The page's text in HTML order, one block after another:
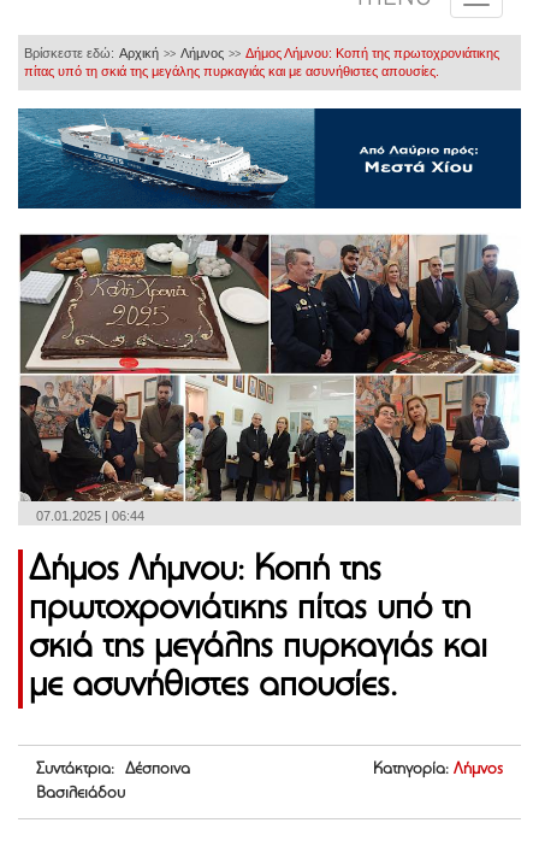
Βρίσκεστε εδώ: Αρχική >> Λήμνος >> Δήμος Λήμνου: Κοπή της πρωτοχρονιάτικης
πίτας υπό τη σκιά της μεγάλης πυρκαγιάς και με ασυνήθιστες απουσίες.
07.01.2025 | 06:44
Δήμος Λήμνου: Κοπή της
πρωτοχρονιάτικης πίτας υπό τη
σκιά της μεγάλης πυρκαγιάς και
με ασυνήθιστες απουσίες.
Συντάκτρια: Δέσποινα
Βασιλειάδου
Κατηγορία: Λήμνος